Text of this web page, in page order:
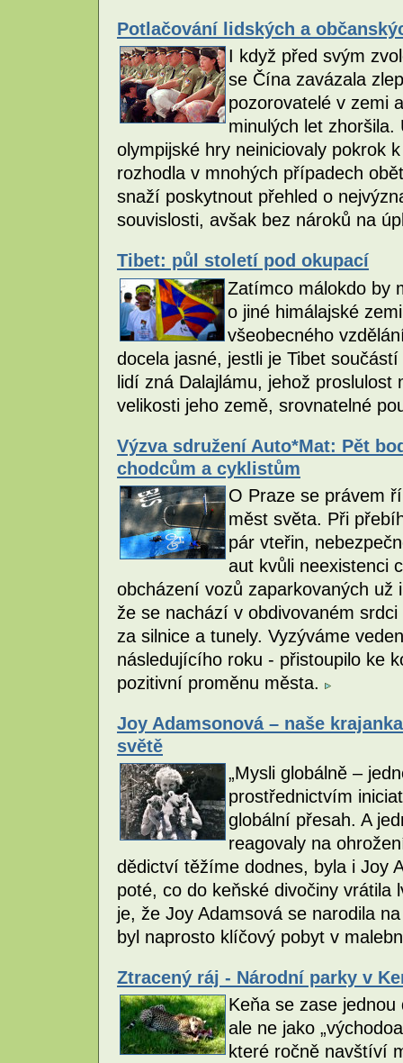
Potlačování lidských a
I když před svým
se Čína zavázala
pozorovatelé v zemi
minulých let
olympijské hry neiniciovaly pokrok
rozhodla v mnohých případech
snaží poskytnout přehled o
souvislosti, avšak bez nároků na
Tibet: půl století pod okupací
Zatímco málokdo by
o jiné himálajské
všeobecného
docela jasné, jestli je Tibet
lidí zná Dalajlámu, jehož
velikosti jeho země, srovnatelné
Výzva sdružení Auto*Mat: Pět
chodcům a cyklistům
O Praze se právem
měst světa. Při
pár vteřin,
aut kvůli neexistenci
obcházení vozů zaparkovaných
že se nachází v obdivovaném
za silnice a tunely. Vyzýváme
následujícího roku - přistoupilo ke
pozitivní proměnu města.
Joy Adamsonová – naše
světě
„Mysli globálně –
prostřednictvím
globální přesah. A
reagovaly na
dědictví těžíme dodnes, byla i Joy
poté, co do keňské divočiny vrátila
je, že Joy Adamsová se narodila
byl naprosto klíčový pobyt v
Ztracený ráj - Národní parky v
Keňa se zase
ale ne jako
které ročně navštíví